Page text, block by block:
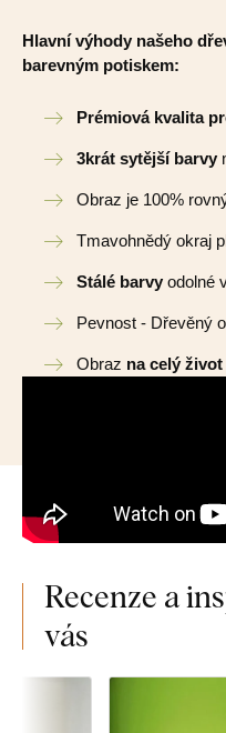
Hlavní výhody našeho
barevným potiskem:
Prémiová kvalita
3krát sytější barvy
Obraz je 100%
Tmavohnědý okraj
Stálé barvy odolné
Pevnost - Dřevěný
Obraz na celý život
Recenze a
vás